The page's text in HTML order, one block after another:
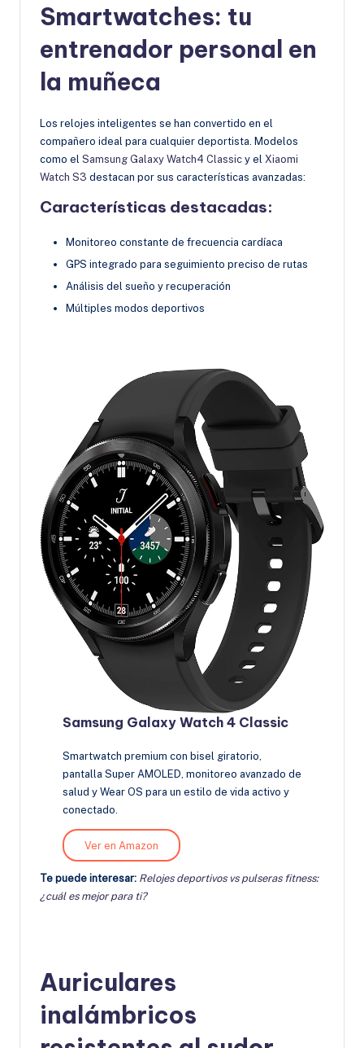
Smartwatches: tu
entrenador personal en
la muñeca
Los relojes inteligentes se han convertido en el
compañero ideal para cualquier deportista. Modelos
como el Samsung Galaxy Watch4 Classic y el Xiaomi
Watch S3 destacan por sus características avanzadas:
Características destacadas:
Monitoreo constante de frecuencia cardíaca
GPS integrado para seguimiento preciso de rutas
Análisis del sueño y recuperación
Múltiples modos deportivos
Samsung Galaxy Watch 4 Classic
Smartwatch premium con bisel giratorio,
pantalla Super AMOLED, monitoreo avanzado de
salud y Wear OS para un estilo de vida activo y
conectado.
Ver en Amazon
Te puede interesar: Relojes deportivos vs pulseras fitness:
¿cuál es mejor para ti?
Auriculares
inalámbricos